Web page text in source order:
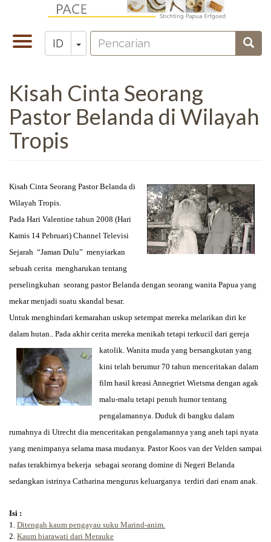
Toggle
navigation
ID Toggle Dropdown
Zoeken
Pencarian
Kisah Cinta Seorang
Pastor Belanda di Wilayah
Tropis
Kisah Cinta Seorang Pastor Belanda di
Wilayah Tropis.
Pada Hari Valentine tahun 2008 (Hari
Kamis 14 Pebruari) Channel Televisi
Sejarah “Jaman Dulu” menyiarkan
sebuah cerita mengharukan tentang
perselingkuhan seorang pastor Belanda dengan seorang wanita Papua yang
mekar menjadi suatu skandal besar.
Untuk menghindari kemarahan uskup setempat mereka melarikan diri ke
dalam hutan.. Pada akhir cerita mereka menikah tetapi terkucil dari gereja
katolik. Wanita muda yang bersangkutan yang
kini telah berumur 70 tahun menceritakan dalam
film hasil kreasi Annegriet Wietsma dengan agak
malu-malu tetapi penuh humor tentang
pengalamannya. Duduk di bangku dalam
rumahnya di Utrecht dia menceritakan pengalamannya yang aneh tapi nyata
yang menimpanya selama masa mudanya. Pastor Koos van der Velden sampai
nafas terakhirnya bekerja sebagai seorang domine di Negeri Belanda
sedangkan istrinya Catharina mengurus keluarganya terdiri dari enam anak.
Isi :
1. Ditengah kaum pengayau suku Marind-anim.
2. Kaum biarawati dari Merauke